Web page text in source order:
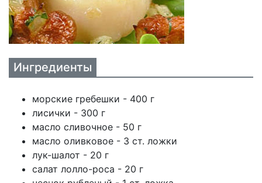
Ингредиенты
морские гребешки - 400 г
лисички - 300 г
масло сливочное - 50 г
масло оливковое - 3 ст. ложки
лук-шалот - 20 г
салат лолло-роса - 20 г